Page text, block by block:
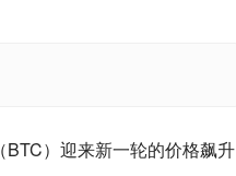
（BTC）迎来新一轮的价格飙升